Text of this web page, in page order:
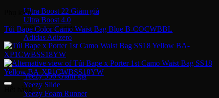
Ultra Boost 22
Ultra Boost 4.0
Giày chạy Adidas
Adidas Adizero
Adidas Yeezy
Yeezy 350
Yeezy Slide
Yeezy Foam Runner
Phụ kiện
Túi Bape Color Camo Waist Bag Blue B-COCWBBL
Hết hàng